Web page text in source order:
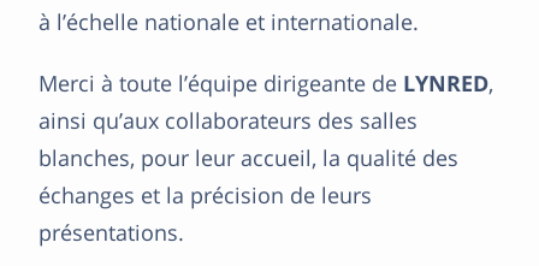
à l’échelle nationale et internationale.
Merci à toute l’équipe dirigeante de LYNRED,
ainsi qu’aux collaborateurs des salles
blanches, pour leur accueil, la qualité des
échanges et la précision de leurs
présentations.